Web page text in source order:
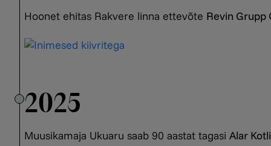
Hoonet ehitas Rakvere linna ettevõte Revin Grupp
2025
Muusikamaja Ukuaru saab 90 aastat tagasi Alar Kotli